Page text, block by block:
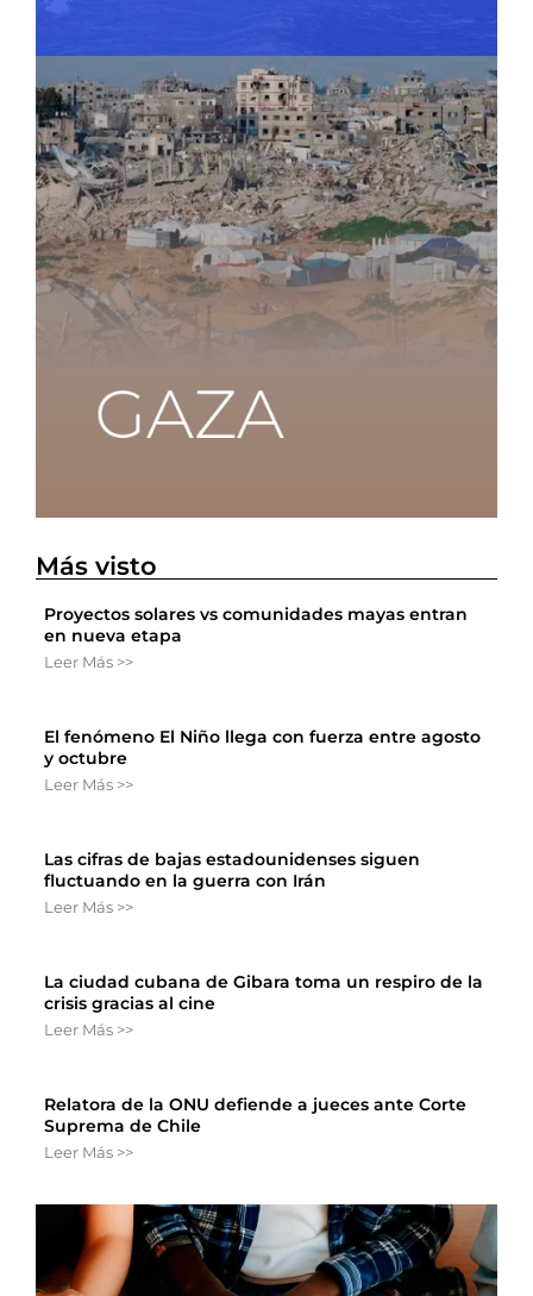
Más visto
Proyectos solares vs comunidades mayas entran
en nueva etapa
Leer Más >>
El fenómeno El Niño llega con fuerza entre agosto
y octubre
Leer Más >>
Las cifras de bajas estadounidenses siguen
fluctuando en la guerra con Irán
Leer Más >>
La ciudad cubana de Gibara toma un respiro de la
crisis gracias al cine
Leer Más >>
Relatora de la ONU defiende a jueces ante Corte
Suprema de Chile
Leer Más >>